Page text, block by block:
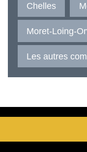
Chelles
Moret-Loing-
Les autres